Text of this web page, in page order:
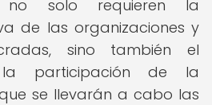
no solo requieren la
de las organizaciones y
sino también el
participación de la
se llevarán a cabo las